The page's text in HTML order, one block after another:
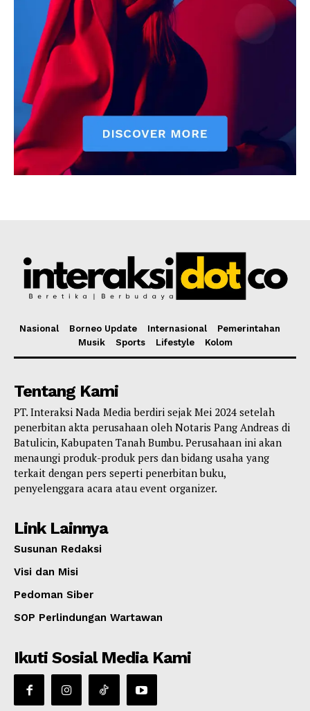
Nasional Borneo Update Internasional
Pemerintahan
Musik
Sports Lifestyle Kolom
Tentang Kami
PT. Interaksi Nada Media berdiri sejak Mei 2024 setelah
penerbitan akta perusahaan oleh Notaris Pang Andreas di
Batulicin, Kabupaten Tanah Bumbu. Perusahaan ini akan
menaungi produk-produk pers dan bidang usaha yang
terkait dengan pers seperti penerbitan buku,
penyelenggara acara atau event organizer.
Link Lainnya
Susunan Redaksi
Visi dan Misi
Pedoman Siber
SOP Perlindungan Wartawan
Ikuti Sosial Media Kami